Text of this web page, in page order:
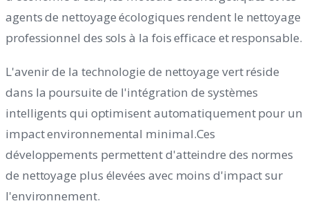
agents de nettoyage écologiques rendent le nettoyage
professionnel des sols à la fois efficace et responsable.
L'avenir de la technologie de nettoyage vert réside
dans la poursuite de l'intégration de systèmes
intelligents qui optimisent automatiquement pour un
impact environnemental minimal.Ces
développements permettent d'atteindre des normes
de nettoyage plus élevées avec moins d'impact sur
l'environnement.